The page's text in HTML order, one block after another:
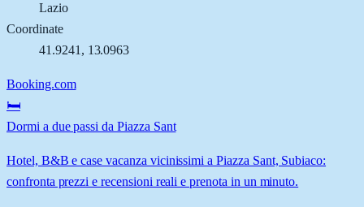
Lazio
Coordinate
41.9241 , 13.0963
Booking.com
🛏️
Dormi a due passi da Piazza Sant
Hotel, B&B e case vacanza vicinissimi a Piazza Sant, Subiaco:
confronta prezzi e recensioni reali e prenota in un minuto.